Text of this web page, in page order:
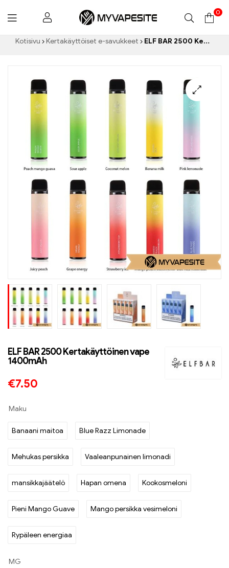
Myvapesite.de
0
Kotisivu Kertakäyttöiset e-savukkeet ELF BAR 2500 Kertakäyttöinen vape 1400mAh
ELF BAR 2500 Kertakäyttöinen vape
1400mAh
€7.50
Maku
Banaani maitoa Blue Razz Limonade
Mehukas persikka Vaaleanpunainen limonadi
mansikkajäätelö Hapan omena Kookosmeloni
Pieni Mango Guave Mango persikka vesimeloni
Rypäleen energiaa
MG